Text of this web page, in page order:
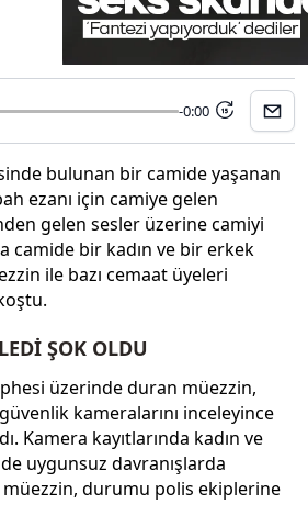
-0:00 15
bulunan bir camide yaşanan
ezanı için camiye gelen
gelen sesler üzerine camiyi
camide bir kadın ve bir erkek
ile bazı cemaat üyeleri
ŞOK OLDU
üzerinde duran müezzin,
kameralarını inceleyince
Kamera kayıtlarında kadın ve
uygunsuz davranışlarda
durumu polis ekiplerine